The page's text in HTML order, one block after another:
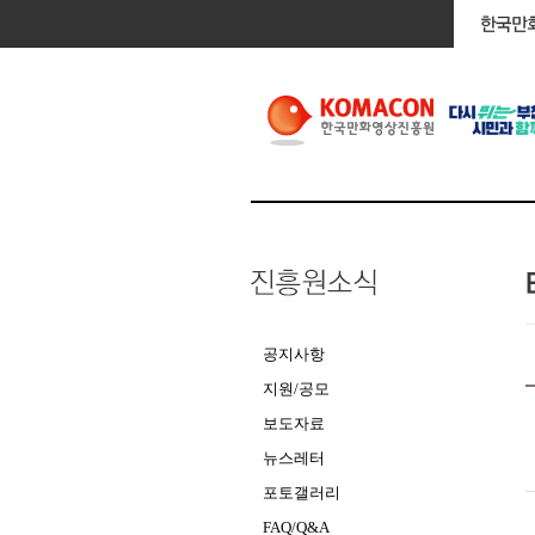
공지사항
지원/공모
보도자료
뉴스레터
포토갤러리
FAQ/Q&A